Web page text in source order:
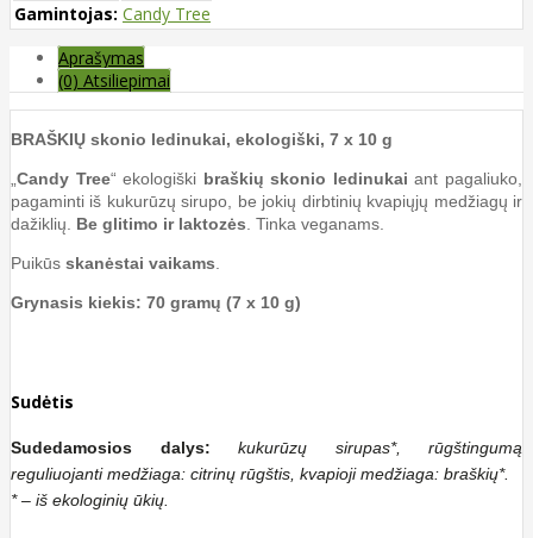
Gamintojas: Candy Tree
Aprašymas
(0) Atsiliepimai
BRAŠKIŲ skonio ledinukai, ekologiški, 7 x 10 g
Candy Tree“ ekologiški braškių skonio ledinukai ant pagaliuko,
pagaminti iš kukurūzų sirupo, be jokių dirbtinių kvapiųjų medžiagų ir
dažiklių. Be glitimo ir laktozės . Tinka veganams.
Puikūs skanėstai vaikams
Grynasis kiekis: 70 gramų (7 x 10 g)
Sudėtis
Sudedamosios dalys:
kukurūzų sirupas*, rūgštingumą
reguliuojanti medžiaga: citrinų rūgštis, kvapioji medžiaga: braškių*.
* – iš ekologinių ūkių.